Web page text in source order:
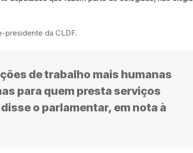
presidente da CLDF.
de trabalho mais humanas
para quem presta serviços
o parlamentar, em nota à